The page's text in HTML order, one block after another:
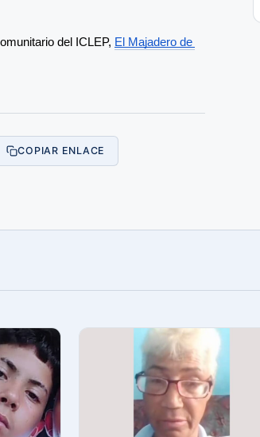
del ICLEP, El Majadero de
COPIAR ENLACE